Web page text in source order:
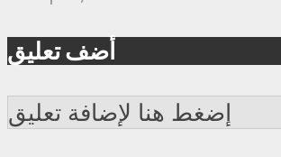
أضف تعليق
إضغط هنا لإضافة تعليق